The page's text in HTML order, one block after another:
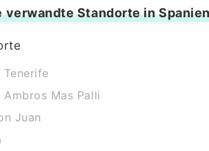
verwandte Standorte in
Tenerife
Ambros Mas Palli
Juan